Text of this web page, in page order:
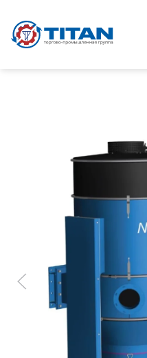
Перейти к